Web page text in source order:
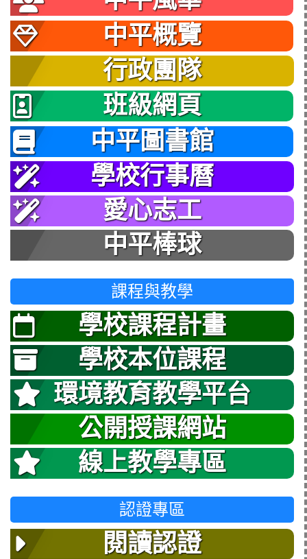
中平概覽
行政團隊
班級網頁
中平圖書館
學校行事曆
愛心志工
中平棒球
課程與教學
學校課程計畫
學校本位課程
環境教育教學平台
公開授課網站
線上教學專區
認證專區
閱讀認證